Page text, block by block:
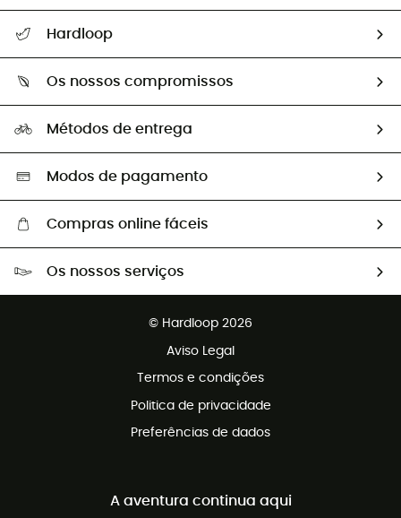
Devoluções e reembolsos
Guia de tamanhos
Trocas & Devoluções
Hardloop
Os nossos embaixadores
Os nossos compromissos
Seleção eco-responsável
Métodos de entrega
Modos de pagamento
Compras online fáceis
Devoluções gratuitas em 100 dias
Os nossos serviços
© Hardloop 2026
Aviso Legal
Termos e condições
Politica de privacidade
Preferências de dados
A aventura continua aqui